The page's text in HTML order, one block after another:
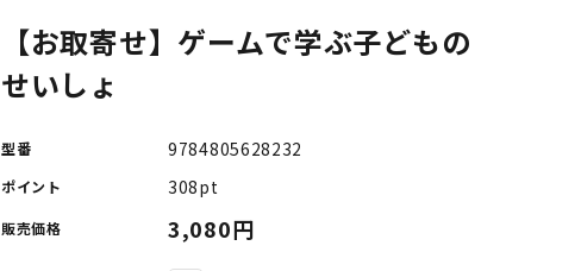
【お取寄せ】ゲームで学ぶ子どもの
せいしょ
型番 9784805628232
ポイント 308pt
販売価格 3,080円